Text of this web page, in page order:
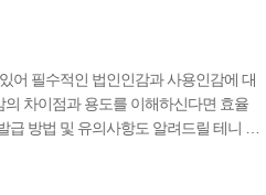
어 필수적인 법인인감과 사용인감에 대
차이점과 용도를 이해하신다면 효율
급 방법 및 유의사항도 알려드릴 테니 꼭
보증하는 중요한 제도입니다.주로 중요